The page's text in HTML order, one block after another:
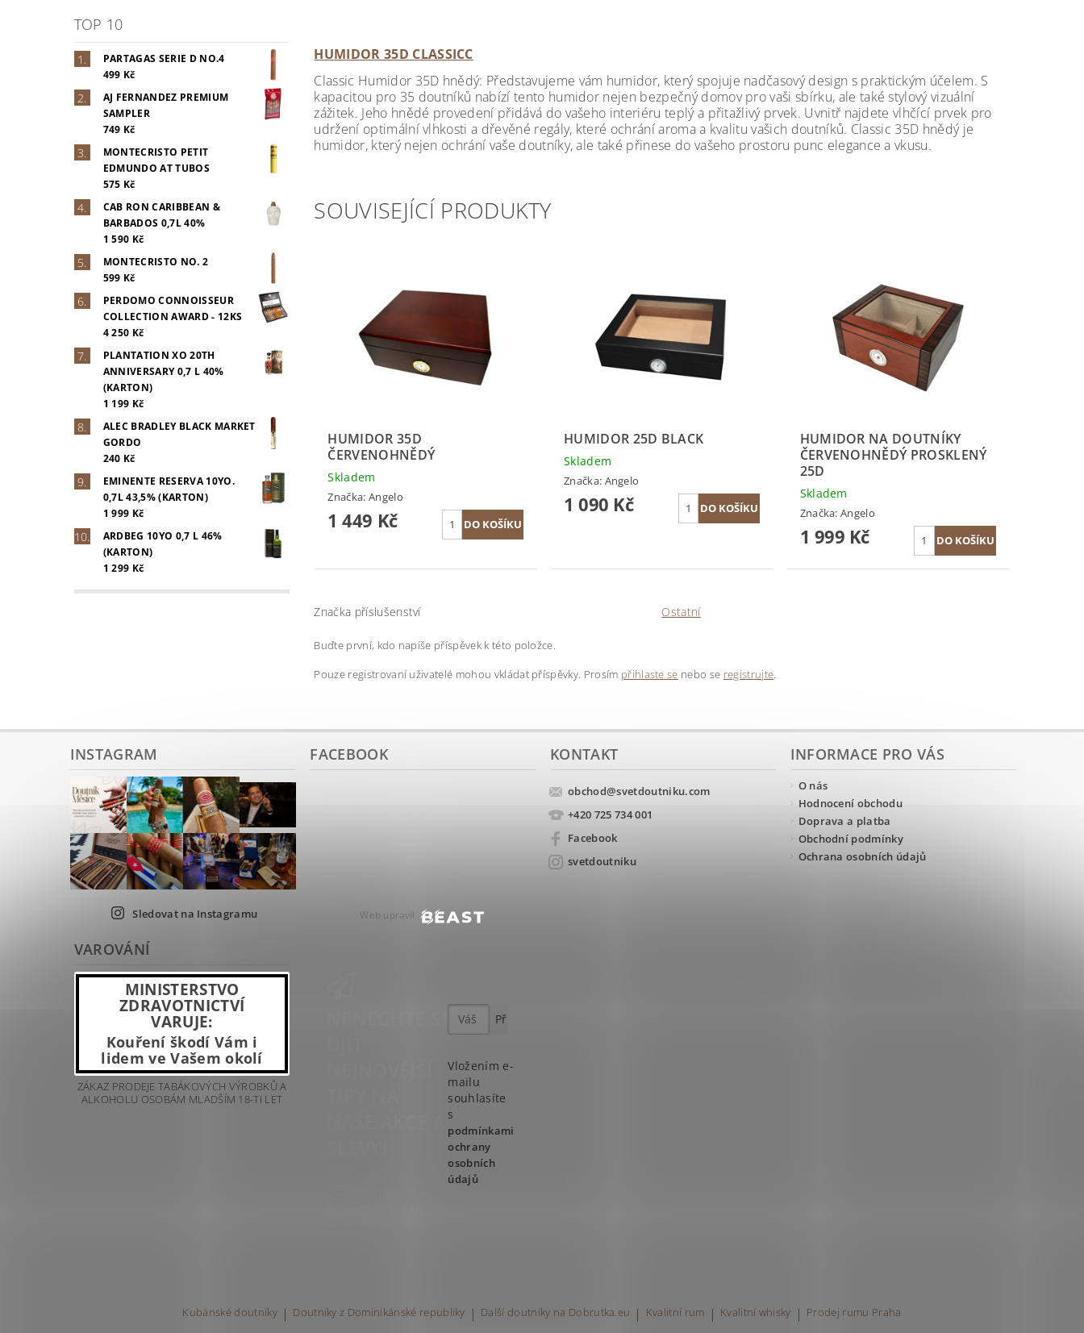
TOP 10
PARTAGAS SERIE D NO.4
499 Kč
AJ FERNANDEZ PREMIUM
SAMPLER
749 Kč
MONTECRISTO PETIT
EDMUNDO AT TUBOS
575 Kč
CAB RON CARIBBEAN &
BARBADOS 0,7L 40%
1 590 Kč
MONTECRISTO NO. 2
599 Kč
PERDOMO CONNOISSEUR
COLLECTION AWARD - 12KS
4 250 Kč
PLANTATION XO 20TH
ANNIVERSARY 0,7 L 40%
(KARTON)
1 199 Kč
ALEC BRADLEY BLACK MARKET
GORDO
240 Kč
EMINENTE RESERVA 10YO.
0,7L 43,5% (KARTON)
1 999 Kč
ARDBEG 10YO 0,7 L 46%
(KARTON)
1 299 Kč
HUMIDOR 35D CLASSICC
Classic Humidor 35D hnědý: Představujeme vám humidor, který spojuje nadčasový design s praktickým účelem. S
kapacitou pro 35 doutníků nabízí tento humidor nejen bezpečný domov pro vaši sbírku, ale také stylový vizuální
zážitek. Jeho hnědé provedení přidává do vašeho interiéru teplý a přitažlivý prvek. Uvnitř najdete vlhčící prvek pro
udržení optimální vlhkosti a dřevěné regály, které ochrání aroma a kvalitu vašich doutníků. Classic 35D hnědý je
humidor, který nejen ochrání vaše doutníky, ale také přinese do vašeho prostoru punc elegance a vkusu.
SOUVISEJÍCÍ PRODUKTY
HUMIDOR 35D
ČERVENOHNĚDÝ
Skladem
Značka: Angelo
1 449 Kč
HUMIDOR 25D BLACK
Skladem
Značka: Angelo
1 090 Kč
HUMIDOR NA DOUTNÍKY
ČERVENOHNĚDÝ PROSKLENÝ
25D
Skladem
Značka:Angelo
1 999 Kč
Značka příslušenství Ostatní
Buďte první, kdo napíše příspěvek k této položce.
Pouze registrovaní uživatelé mohou vkládat příspěvky. Prosím přihlaste se nebo se registrujte
INSTAGRAM
Sledovat na Instagramu
FACEBOOK KONTAKT
obchod@svetdoutniku.com
+420 725 734 001
Facebook
svetdoutniku
INFORMACE PRO VÁS
O nás
Hodnocení obchodu
Doprava a platba
Obchodní podmínky
Ochrana osobních údajů
VAROVÁNÍ
MINISTERSTVO
ZDRAVOTNICTVÍ
VARUJE:
Kouření škodí Vám i
lidem ve Vašem okolí
ZÁKAZ PRODEJE TABÁKOVÝCH VÝROBKŮ A
ALKOHOLU OSOBÁM MLADŠÍM 18-TI LET
Web upravil
Vložením e-
mailu
souhlasíte
s
podmínkami
ochrany
osobních
údajů
Kubánské doutníky | Doutníky z Dominikánské republiky | Další doutníky na Dobrutka.eu | Kvalitní rum | Kvalitní whisky | Prodej rumu Praha